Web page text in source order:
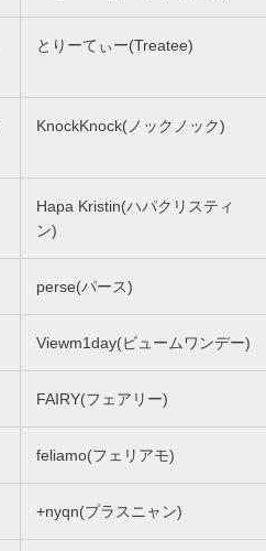
とりーてぃー(Treatee)
KnockKnock(ノックノック)
Hapa Kristin(ハパクリスティ
ン)
perse(パース)
Viewm1day(ビュームワンデー)
FAIRY(フェアリー)
feliamo(フェリアモ)
+nyqn(プラスニャン)